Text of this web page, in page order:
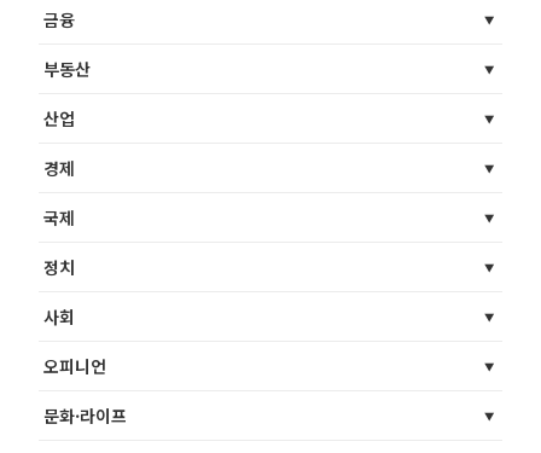
금융
부동산
산업
경제
국제
정치
사회
오피니언
문화·라이프